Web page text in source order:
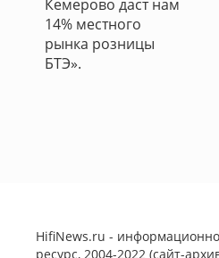
Кемерово даст нам
14% местного
рынка розницы
БТЭ».
HifiNews.ru -
ресурс, 2004-2022 (сайт-